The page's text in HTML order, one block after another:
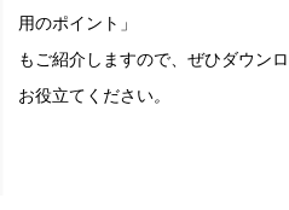
用のポイント」
もご紹介しますので、ぜひダウン
お役立てください。